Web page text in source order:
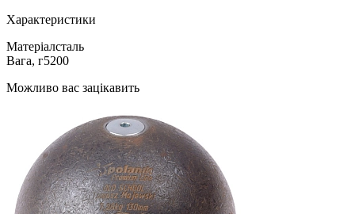
Характеристики
Матеріалсталь
Вага, г5200
Можливо вас зацікавить